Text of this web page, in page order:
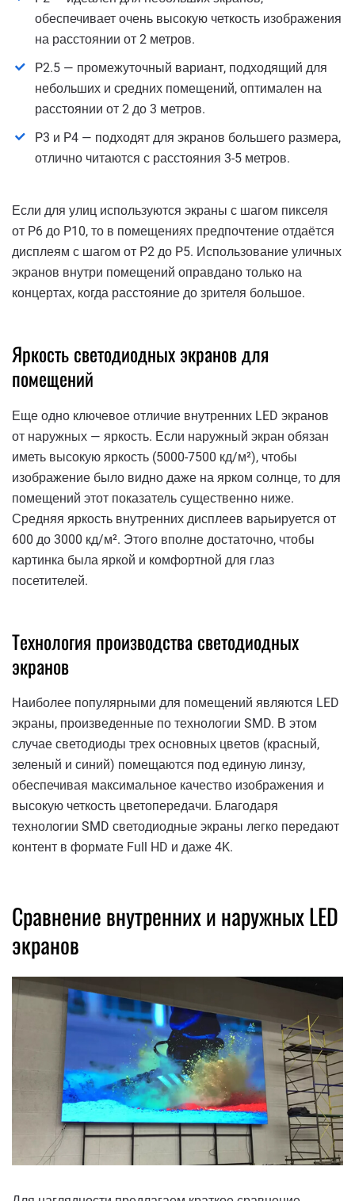
обеспечивает очень высокую четкость изображения
на расстоянии от 2 метров.
P2.5 — промежуточный вариант, подходящий для
небольших и средних помещений, оптимален на
расстоянии от 2 до 3 метров.
P3 и P4 — подходят для экранов большего размера,
отлично читаются с расстояния 3-5 метров.
Если для улиц используются экраны с шагом пикселя
от P6 до P10, то в помещениях предпочтение отдаётся
дисплеям с шагом от P2 до P5. Использование уличных
экранов внутри помещений оправдано только на
концертах, когда расстояние до зрителя большое.
Яркость светодиодных экранов для
помещений
Еще одно ключевое отличие внутренних LED экранов
от наружных — яркость. Если наружный экран обязан
иметь высокую яркость (5000-7500 кд/м²), чтобы
изображение было видно даже на ярком солнце, то для
помещений этот показатель существенно ниже.
Средняя яркость внутренних дисплеев варьируется от
600 до 3000 кд/м². Этого вполне достаточно, чтобы
картинка была яркой и комфортной для глаз
посетителей.
Технология производства светодиодных
экранов
Наиболее популярными для помещений являются LED
экраны, произведенные по технологии SMD. В этом
случае светодиоды трех основных цветов (красный,
зеленый и синий) помещаются под единую линзу,
обеспечивая максимальное качество изображения и
высокую четкость цветопередачи. Благодаря
технологии SMD светодиодные экраны легко передают
контент в формате Full HD и даже 4K.
Сравнение внутренних и наружных LED
экранов